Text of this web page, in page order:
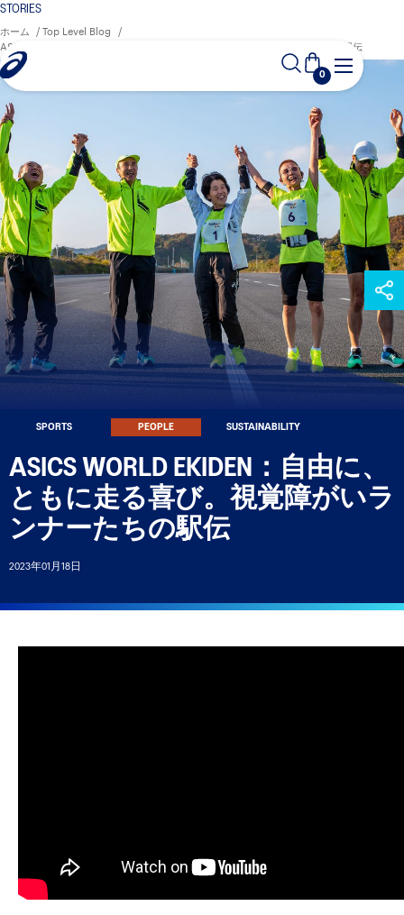
exclusive discounts and more
Rewards.
0
STORIES
ホーム
Top Level Blog
ASICS World Ekiden：自由に、ともに走る喜び。視覚障がいランナーたちの駅伝
SPORTS PEOPLE SUSTAINABILITY
ASICS WORLD EKIDEN：自由に、
ともに走る喜び。視覚障がいラ
ンナーたちの駅伝
2023年01月18日